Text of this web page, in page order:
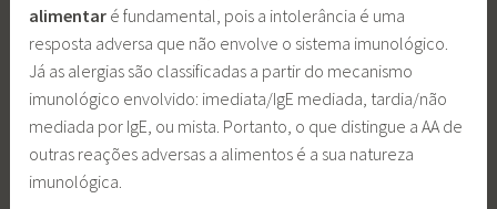
alimentar é fundamental, pois a intolerância é uma
resposta adversa que não envolve o sistema imunológico.
Já as alergias são classificadas a partir do mecanismo
imunológico envolvido: imediata/IgE mediada, tardia/não
mediada por IgE, ou mista. Portanto, o que distingue a AA de
outras reações adversas a alimentos é a sua natureza
imunológica.